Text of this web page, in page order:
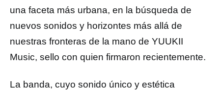
una faceta más urbana, en la búsqueda de
nuevos sonidos y horizontes más allá de
nuestras fronteras de la mano de YUUKII
Music, sello con quien firmaron recientemente.
La banda, cuyo sonido único y estética